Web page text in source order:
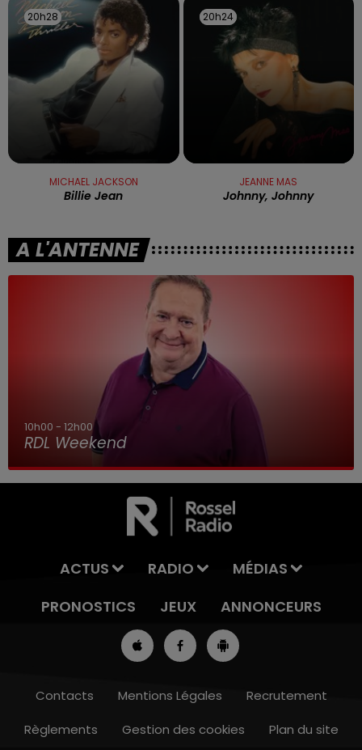
7h00 - 10h00
20h28
20h28
MICHAEL JACKSON
Billie Jean
20h24
20h24
JEANNE MAS
Johnny, Johnny
A L'ANTENNE
10h00 - 12h00
RDL Weekend
ACTUS RADIO
MÉDIAS
PRONOSTICS
JEUX ANNONCEURS
Contacts Mentions Légales
Recrutement
Règlements
Gestion des cookies Plan du site